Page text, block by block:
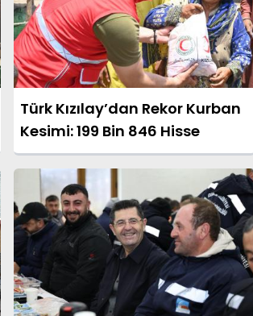
Türk Kızılay’dan Rekor Kurban
Kesimi: 199 Bin 846 Hisse